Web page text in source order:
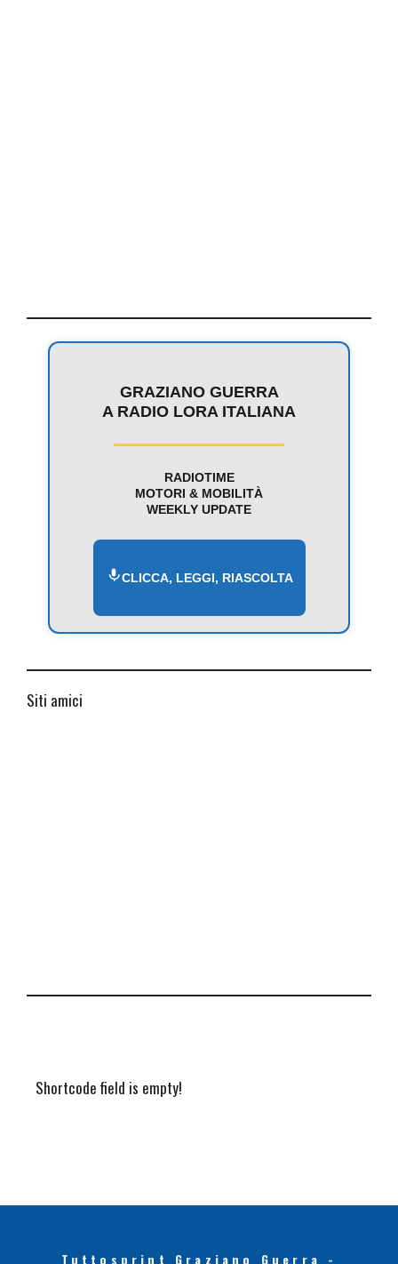
GRAZIANO GUERRA
A RADIO LORA ITALIANA
RADIOTIME
MOTORI & MOBILITÀ
WEEKLY UPDATE
CLICCA, LEGGI, RIASCOLTA
Siti amici
Shortcode field is empty!
Tuttosprint Graziano Guerra -